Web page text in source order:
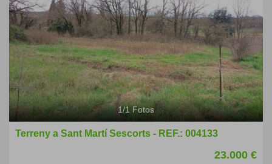
1/1Fotos
Terreny a Sant Martí Sescorts - REF.: 004133
23.000 €